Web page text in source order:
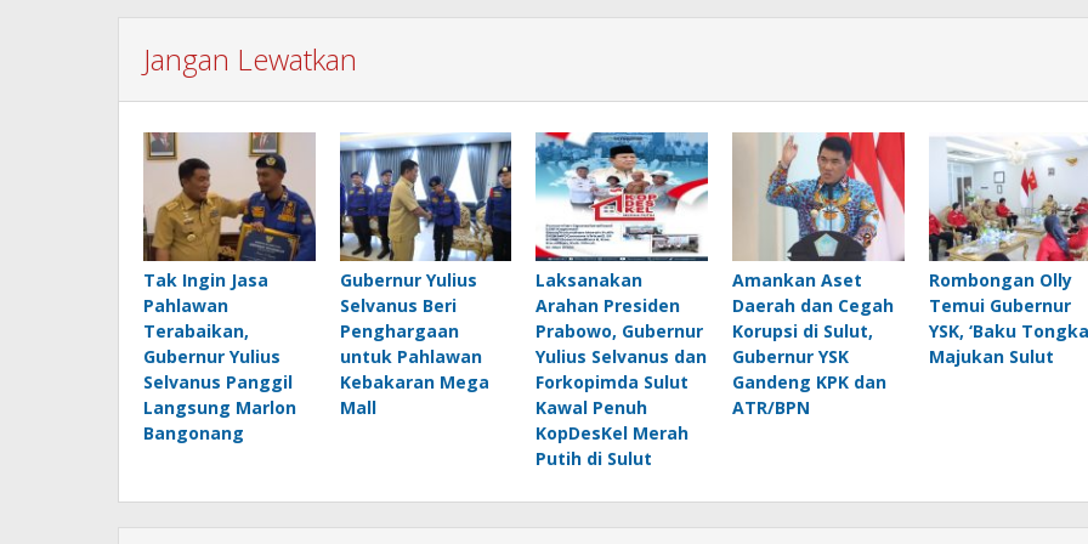
Jangan Lewatkan
Tak Ingin Jasa
Pahlawan
Terabaikan,
Gubernur Yulius
Selvanus Panggil
Langsung Marlon
Bangonang
Gubernur Yulius
Selvanus Beri
Penghargaan
untuk Pahlawan
Kebakaran Mega
Mall
Laksanakan
Arahan Presiden
Prabowo, Gubernur
Yulius Selvanus dan
Forkopimda Sulut
Kawal Penuh
KopDesKel Merah
Putih di Sulut
Amankan Aset
Daerah dan Cegah
Korupsi di Sulut,
Gubernur YSK
Gandeng KPK dan
ATR/BPN
Rombongan Olly
Temui Gubernur
YSK, ‘Baku
Majukan Sulut